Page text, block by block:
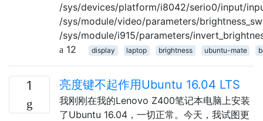
/sys/devices/platform/i8042/serio0/input/
/sys/module/video/parameters/
/sys/module/i915/parameters/
12
display laptop brightness ubuntu-mate
1 亮度键不起作用Ubuntu 16.04 LTS
我刚刚在我的Lenovo Z400笔记本电脑上安装
了Ubuntu 16.04，一切正常。今天，我试图更